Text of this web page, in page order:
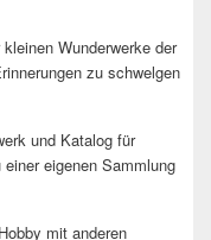
Wunderwerke der
zu schwelgen
und Katalog für
eigenen Sammlung
mit anderen